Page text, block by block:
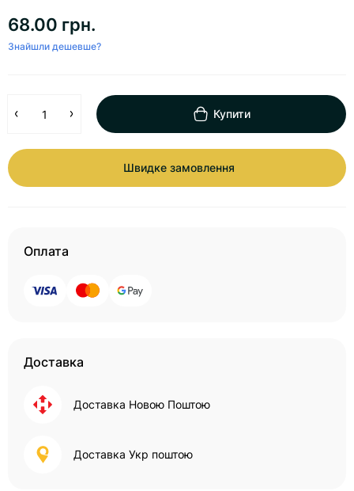
68.00 грн.
Знайшли дешевше?
Купити
Швидке замовлення
Оплата
Доставка
Доставка Новою Поштою
Доставка Укр поштою